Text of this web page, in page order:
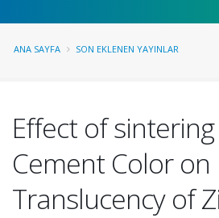
ANA SAYFA SON EKLENEN YAYINLAR
Effect of
Cement Color on
Translucency of